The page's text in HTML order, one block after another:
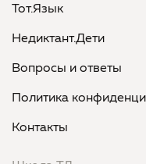
Тот.Язык
Недиктант.Дети
Вопросы и ответы
Политика
Контакты